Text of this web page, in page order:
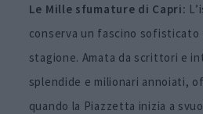
Le Mille sfumature di Capri:
conserva un fascino sofisticato
stagione. Amata da scrittori e
splendide e milionari annoiati,
quando la Piazzetta inizia a